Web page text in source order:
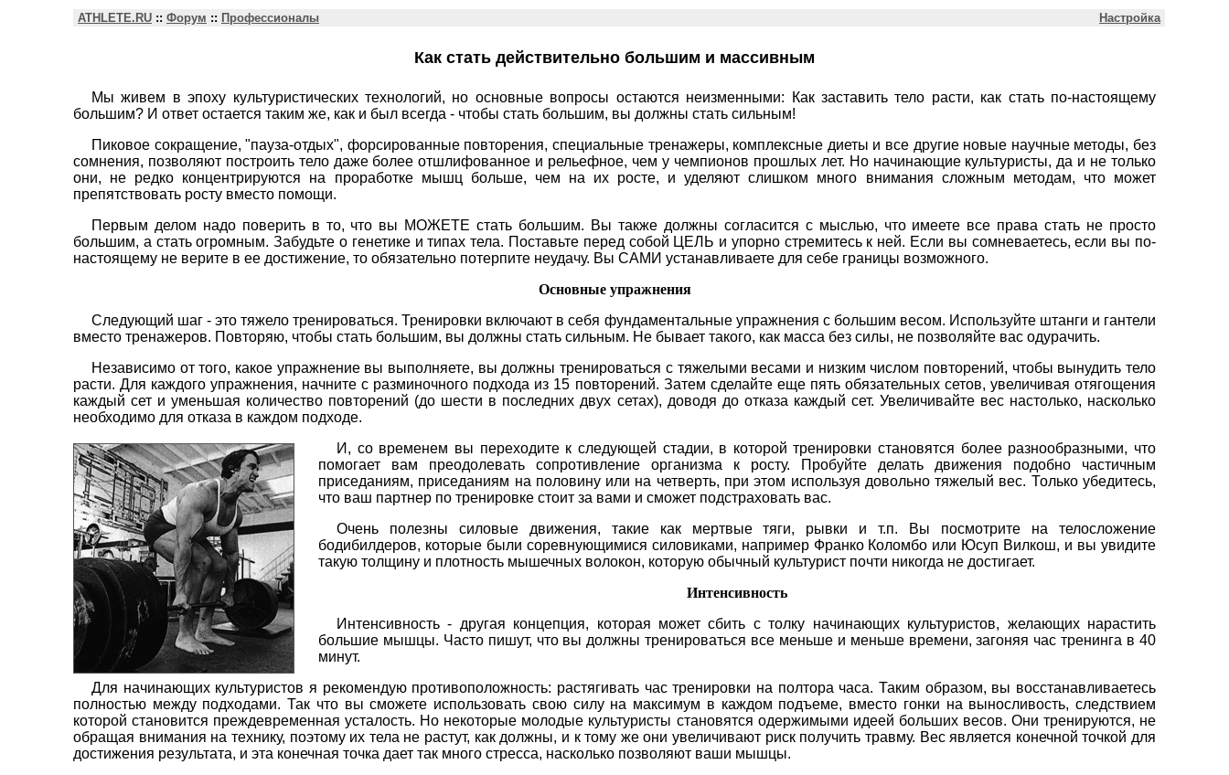
ATHLETE.RU :: Форум :: Профессионалы Настройка
Как стать действительно большим и массивным
Мы живем в эпоху культуристических технологий, но основные вопросы остаются неизменными: Как заставить тело расти, как стать по-настоящему
большим? И ответ остается таким же, как и был всегда - чтобы стать большим, вы должны стать сильным!
Пиковое сокращение, "пауза-отдых", форсированные повторения, специальные тренажеры, комплексные диеты и все другие новые научные методы, без
сомнения, позволяют построить тело даже более отшлифованное и рельефное, чем у чемпионов прошлых лет. Но начинающие культуристы, да и не только
они, не редко концентрируются на проработке мышц больше, чем на их росте, и уделяют слишком много внимания сложным методам, что может
препятствовать росту вместо помощи.
Первым делом надо поверить в то, что вы МОЖЕТЕ стать большим. Вы также должны согласится с мыслью, что имеете все права стать не просто
большим, а стать огромным. Забудьте о генетике и типах тела. Поставьте перед собой ЦЕЛЬ и упорно стремитесь к ней. Если вы сомневаетесь, если вы по-
настоящему не верите в ее достижение, то обязательно потерпите неудачу. Вы САМИ устанавливаете для себе границы возможного.
Основные упражнения
Следующий шаг - это тяжело тренироваться. Тренировки включают в себя фундаментальные упражнения с большим весом. Используйте штанги и гантели
вместо тренажеров. Повторяю, чтобы стать большим, вы должны стать сильным. Не бывает такого, как масса без силы, не позволяйте вас одурачить.
Независимо от того, какое упражнение вы выполняете, вы должны тренироваться с тяжелыми весами и низким числом повторений, чтобы вынудить тело
расти. Для каждого упражнения, начните с разминочного подхода из 15 повторений. Затем сделайте еще пять обязательных сетов, увеличивая отягощения
каждый сет и уменьшая количество повторений (до шести в последних двух сетах), доводя до отказа каждый сет. Увеличивайте вес настолько, насколько
необходимо для отказа в каждом подходе.
И, со временем вы переходите к следующей стадии, в которой тренировки становятся более разнообразными, что
помогает вам преодолевать сопротивление организма к росту. Пробуйте делать движения подобно частичным
приседаниям, приседаниям на половину или на четверть, при этом используя довольно тяжелый вес. Только убедитесь,
что ваш партнер по тренировке стоит за вами и сможет подстраховать вас.
Очень полезны силовые движения, такие как мертвые тяги, рывки и т.п. Вы посмотрите на телосложение
бодибилдеров, которые были соревнующимися силовиками, например Франко Коломбо или Юсуп Вилкош, и вы увидите
такую толщину и плотность мышечных волокон, которую обычный культурист почти никогда не достигает.
Интенсивность
Интенсивность - другая концепция, которая может сбить с толку начинающих культуристов, желающих нарастить
большие мышцы. Часто пишут, что вы должны тренироваться все меньше и меньше времени, загоняя час тренинга в 40
минут.
Для начинающих культуристов я рекомендую противоположность: растягивать час тренировки на полтора часа. Таким образом, вы восстанавливаетесь
полностью между подходами. Так что вы сможете использовать свою силу на максимум в каждом подъеме, вместо гонки на выносливость, следствием
которой становится преждевременная усталость. Но некоторые молодые культуристы становятся одержимыми идеей больших весов. Они тренируются, не
обращая внимания на технику, поэтому их тела не растут, как должны, и к тому же они увеличивают риск получить травму. Вес является конечной точкой для
достижения результата, и эта конечная точка дает так много стресса, насколько позволяют ваши мышцы.